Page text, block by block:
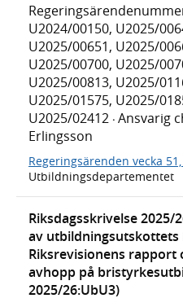
U2024/00150, U2025/
U2025/00651, U2025/
U2025/00700, U2025/
U2025/00813, U2025/
U2025/01575, U2025/
U2025/02412 · Ansvarig
Erlingsson
Regeringsärenden vecka
Utbildningsdepartementet
Riksdagsskrivelse
av utbildningsutskottets
Riksrevisionens rapport
avhopp på
2025/26:UbU3)